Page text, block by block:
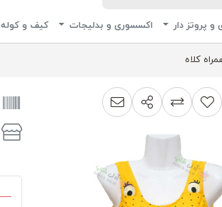
و پروتز دار اکسسوری و بدلیجات کیف و کوله
افزودن به لیست مقایسه
اشتراک گذاریپیشنهاد به دوست